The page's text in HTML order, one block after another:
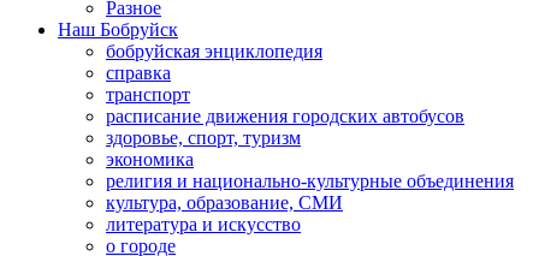
Разное
Наш Бобруйск
бобруйская энциклопедия
справка
транспорт
расписание движения городских автобусов
здоровье, спорт, туризм
экономика
религия и национально-культурные объединения
культура, образование, СМИ
литература и искусство
о городе